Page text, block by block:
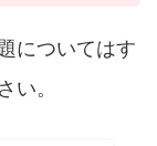
についてはす
い。